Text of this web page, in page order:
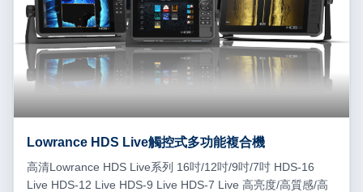
Lowrance HDS Live觸控式多功能複合機
高清Lowrance HDS Live系列 16吋/12吋/9吋/7吋 HDS-16
Live HDS-12 Live HDS-9 Live HDS-7 Live 高亮度/高質感/高